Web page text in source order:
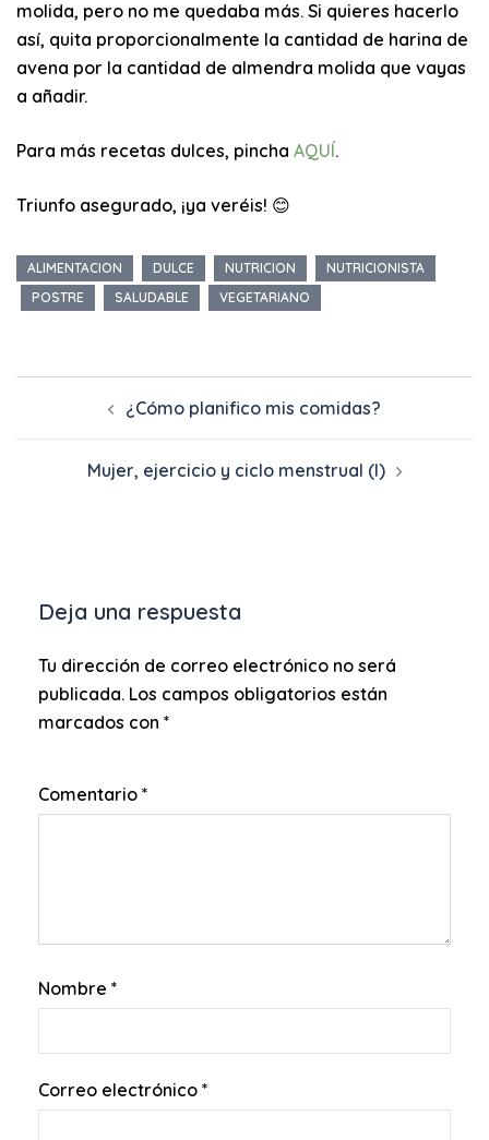
molida, pero no me quedaba más. Si quieres hacerlo
así, quita proporcionalmente la cantidad de harina de
avena por la cantidad de almendra molida que vayas
a añadir.
Para más recetas dulces, pincha AQUÍ.
Triunfo asegurado, ¡ya veréis! 😊
ALIMENTACION DULCE NUTRICION
NUTRICIONISTA
POSTRE
SALUDABLE VEGETARIANO
¿Cómo planifico mis comidas?
Mujer, ejercicio y ciclo menstrual (I)
Deja una respuesta
Tu dirección de correo electrónico no será
publicada. Los campos obligatorios están
marcados con *
Comentario *
Nombre *
Correo electrónico *